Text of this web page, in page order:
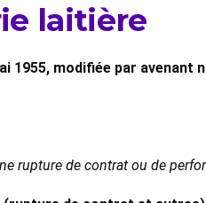
laitière
modifiée par avenant
rupture de contrat ou de